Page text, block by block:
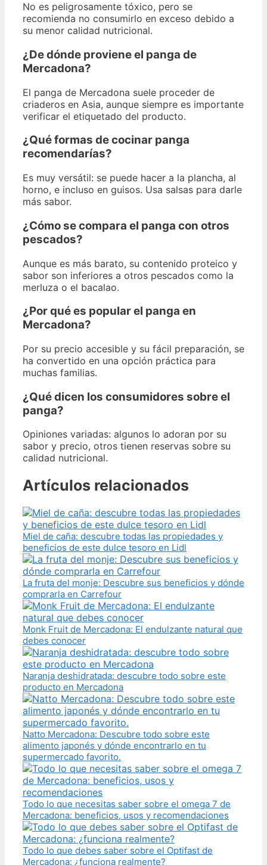
No es peligrosamente tóxico, pero se
recomienda no consumirlo en exceso debido a
su menor calidad nutricional.
¿De dónde proviene el panga de
Mercadona?
El panga de Mercadona suele proceder de
criaderos en Asia, aunque siempre es importante
verificar el etiquetado del producto.
¿Qué formas de cocinar panga
recomendarías?
Es muy versátil: se puede hacer a la plancha, al
horno, e incluso en guisos. Usa salsas para darle
más sabor.
¿Cómo se compara el panga con otros
pescados?
Aunque es más barato, su contenido proteico y
sabor son inferiores a otros pescados como la
merluza o el bacalao.
¿Por qué es popular el panga en
Mercadona?
Por su precio accesible y su fácil preparación, se
ha convertido en una opción práctica para
muchas familias.
¿Qué dicen los consumidores sobre el
panga?
Opiniones variadas: algunos lo adoran por su
sabor y precio, otros tienen reservas sobre su
calidad nutricional.
Artículos relacionados
Miel de caña: descubre todas las propiedades y
beneficios de este dulce tesoro en Lidl
La fruta del monje: Descubre sus beneficios y dónde
comprarla en Carrefour
Monk Fruit de Mercadona: El endulzante natural que
debes conocer
Naranja deshidratada: descubre todo sobre este
producto en Mercadona
Natto Mercadona: Descubre todo sobre este
alimento japonés y dónde encontrarlo en tu
supermercado favorito.
Todo lo que necesitas saber sobre el omega 7 de
Mercadona: beneficios, usos y recomendaciones
Todo lo que debes saber sobre el Optifast de
Mercadona: ¿funciona realmente?